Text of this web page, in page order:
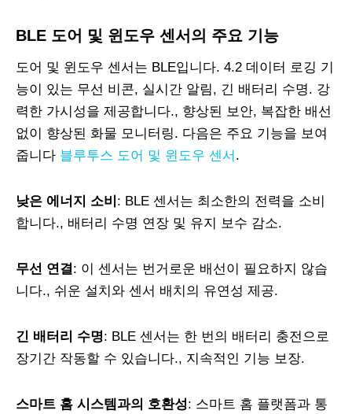
BLE 도어 및 윈도우 센서의 주요 기능
도어 및 윈도우 센서는 BLE입니다. 4.2 데이터 로깅 기
능이 있는 무선 비콘, 실시간 알림, 긴 배터리 수명. 강
력한 가시성을 제공합니다., 향상된 보안, 복잡한 배선
없이 향상된 화물 모니터링. 다음은 주요 기능을 보여
줍니다 블루투스 도어 및 윈도우 센서 .
낮은 에너지 소비 : BLE 센서는 최소한의 전력을 소비
합니다., 배터리 수명 연장 및 유지 보수 감소.
무선 연결: 이 센서는 번거로운 배선이 필요하지 않습
니다., 쉬운 설치와 센서 배치의 유연성 제공.
긴 배터리 수명: BLE 센서는 한 번의 배터리 충전으로
장기간 작동할 수 있습니다., 지속적인 기능 보장.
스마트 홈 시스템과의 호환성: 스마트 홈 플랫폼과 통